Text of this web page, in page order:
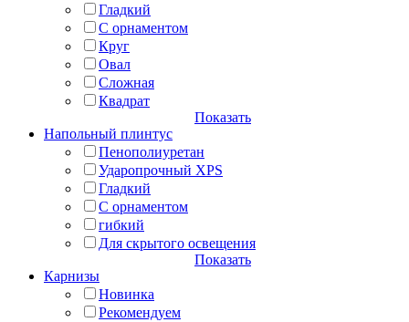
Гладкий
С орнаментом
Круг
Овал
Сложная
Квадрат
Показать
Напольный плинтус
Пенополиуретан
Ударопрочный XPS
Гладкий
С орнаментом
гибкий
Для скрытого освещения
Показать
Карнизы
Новинка
Рекомендуем